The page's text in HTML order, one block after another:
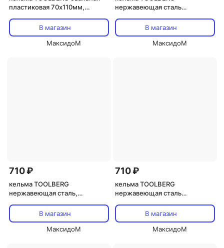
пластиковая 70х110мм,
В магазин
МаксидоМ
нержавеющая сталь
130х270мм зуб 8х8мм,
арт.1401208
В магазин
МаксидоМ
710 ₽
кельма TOOLBERG
нержавеющая сталь,
130х270мм зуб 6х6мм,
арт.1401206
В магазин
МаксидоМ
710 ₽
кельма TOOLBERG
нержавеющая сталь
130х270мм зуб 10х10мм,
арт.1401210
В магазин
МаксидоМ